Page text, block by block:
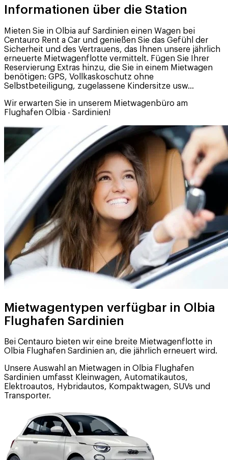
Informationen über die Station
Mieten Sie in Olbia auf Sardinien einen Wagen bei
Centauro Rent a Car und genießen Sie das Gefühl der
Sicherheit und des Vertrauens, das Ihnen unsere jährlich
erneuerte Mietwagenflotte vermittelt. Fügen Sie Ihrer
Reservierung Extras hinzu, die Sie in einem Mietwagen
benötigen: GPS, Vollkaskoschutz ohne
Selbstbeteiligung, zugelassene Kindersitze usw...
Wir erwarten Sie in unserem Mietwagenbüro am
Flughafen Olbia - Sardinien!
Mietwagentypen verfügbar in Olbia
Flughafen Sardinien
Bei Centauro bieten wir eine breite Mietwagenflotte in
Olbia Flughafen Sardinien an, die jährlich erneuert wird.
Unsere Auswahl an Mietwagen in Olbia Flughafen
Sardinien umfasst Kleinwagen, Automatikautos,
Elektroautos, Hybridautos, Kompaktwagen, SUVs und
Transporter.